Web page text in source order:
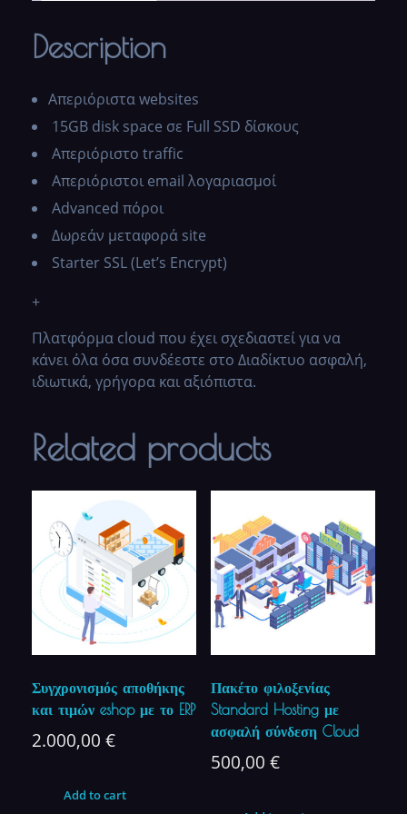
Description
Απεριόριστα websites
15GB disk space σε Full SSD δίσκους
Απεριόριστο traffic
Απεριόριστοι email λογαριασμοί
Advanced πόροι
Δωρεάν μεταφορά site
Starter SSL (Let’s Encrypt)
+
Πλατφόρμα cloud που έχει σχεδιαστεί για να
κάνει όλα όσα συνδέεστε στο Διαδίκτυο ασφαλή,
ιδιωτικά, γρήγορα και αξιόπιστα.
Related products
Συγχρονισμός αποθήκης
και τιμών eshop με το ERP
2.000,00 €
Add to cart
Πακέτο φιλοξενίας
Standard Hosting με
ασφαλή σύνδεση Cloud
500,00 €